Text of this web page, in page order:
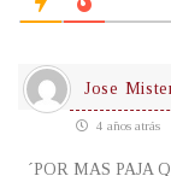
Jose
4 años atrás
´POR MAS PAJA